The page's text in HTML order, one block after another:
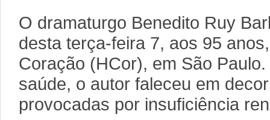
O dramaturgo Benedito Ruy
desta terça-feira 7, aos 95
Coração (HCor), em São
saúde, o autor faleceu em
provocadas por insuficiência